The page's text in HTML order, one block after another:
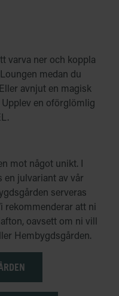
varva ner och koppla
medan du
avnjut en magisk
en oförglömlig
mot något unikt. I
en julvariant av vår
serveras
rekommenderar att ni
oavsett om ni vill
Hembygdsgården.